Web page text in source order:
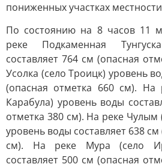
пониженных участках
По состоянию на 8 часов 11
реке Подкаменная
составляет 764 см (опасная
Усолка (село Троицк) уровень
(опасная отметка 660 см). На
Карабула) уровень воды
отметка 380 см). На реке Чулым
уровень воды составляет 638
см). На реке Мура (село
составляет 500 см (опасная